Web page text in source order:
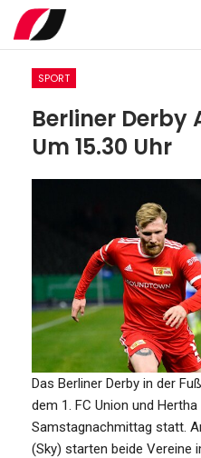
SPORT
Berliner Derby
Um 15.30 Uhr
Das Berliner Derby in der
dem 1. FC Union und
Samstagnachmittag statt.
(Sky) starten beide Vereine